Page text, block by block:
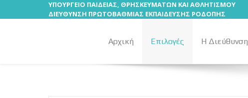
ΥΠΟΥΡΓΕΙΟ ΠΑΙΔΕΙΑΣ, ΘΡΗΣΚΕΥΜΑΤΩΝ ΚΑΙ ΑΘΛΗΤΙΣΜΟΥ
ΔΙΕΥΘΥΝΣΗ ΠΡΩΤΟΒΑΘΜΙΑΣ ΕΚΠΑΙΔΕΥΣΗΣ ΡΟΔΟΠΗΣ
Αρχική Επιλογές Η Διεύθυνση